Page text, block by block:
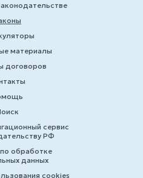
материалы
договоров
сервис
РФ
обработке
данных
cookies